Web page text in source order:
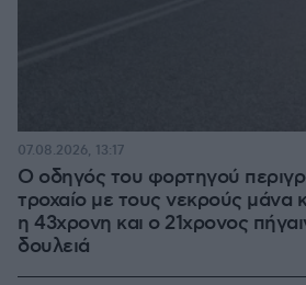
Ο οδηγός του φορτηγού
τροχαίο με τους νεκρούς μάνα
η 43χρονη και ο 21χρονος
δουλειά
07.08.2026, 13:17